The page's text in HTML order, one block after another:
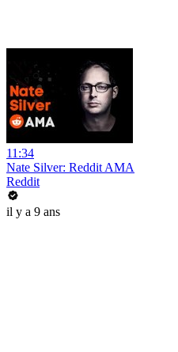
11:34
Nate Silver: Reddit AMA
Reddit
il y a 9 ans